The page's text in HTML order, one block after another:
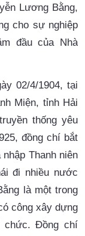
Lương Bằng,
cho sự nghiệp
đầu của Nhà
02/4/1904, tại
Miện, tỉnh Hải
thống yêu
đồng chí bắt
Thanh niên
đi nhiều nước
là một trong
công xây dựng
Đồng chí